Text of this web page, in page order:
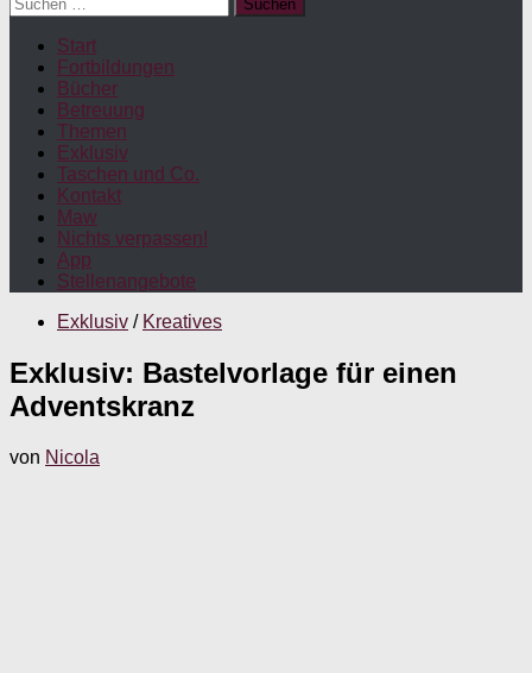
nach:
Start
Fortbildungen
Bücher
Betreuung
Themen
Exklusiv
Taschen und Co.
Kontakt
Maw
Nichts verpassen!
App
Stellenangebote
Exklusiv / Kreatives
Exklusiv: Bastelvorlage für einen
Adventskranz
von Nicola